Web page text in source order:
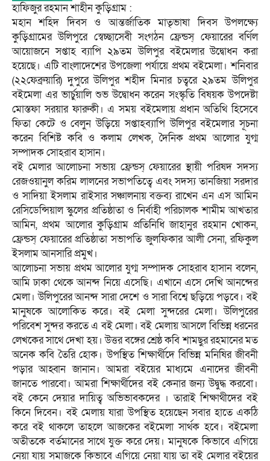
হাফিজুর রহমান শাহীন কুড়িগ্রাম :
মহান শহিদ দিবস ও আন্তর্জাতিক মাতৃভাষা দিবস উপলক্ষ্যে
কুড়িগ্রামের উলিপুরে স্বেচ্ছাসেবী সংগঠন ফ্রেন্ডস্ ফেয়ারের বর্ণিল
আয়োজনে সপ্তাহ ব্যাপি ২৯তম উলিপুর বইমেলার উদ্বোধন করা
হয়েছে। এটি বাংলাদেশের উপজেলা পর্যায়ে প্রথম বইমেলা। শনিবার
(২২ফেব্রুয়ারি) দুপুরে উলিপুর শহীদ মিনার চত্বরে ২৯তম উলিপুর
বইমেলা এর ভার্চুয়ালি শুভ উদ্বোধন করেন সংস্কৃতি বিষয়ক উপদেষ্টা
মোস্তফা সরয়ার ফারুকী। এ সময় বইমেলায় প্রধান অতিথি হিসেবে
ফিতা কেটে ও বেলুন উড়িয়ে সপ্তাহব্যাপি উলিপুর বইমেলার সূচনা
করেন বিশিষ্ট কবি ও কলাম লেখক, দৈনিক প্রথম আলোর যুগ্ম
সম্পাদক সোহরাব হাসান।
বই মেলার আলোচনা সভায় ফ্রেন্ডস্ ফেয়ারের স্থায়ী পরিষদ সদস্য
রেজওয়ানুল করিম লালনের সভাপতিত্বে এবং সদস্য তানজিয়া সরদার
ও সাদিয়া ইসলাম রাইসার সঞ্চালনায় বক্তব্য রাখেন এন এস আমিন
রেসিডেন্সিয়াল স্কুলের প্রতিষ্ঠাতা ও নির্বাহী পরিচালক শামীম আখতার
আমিন, প্রথম আলোর কুড়িগ্রাম প্রতিনিধি জাহানুর রহমান খোকন,
ফ্রেন্ডস্ ফেয়ারের প্রতিষ্ঠাতা সভাপতি জুলফিকার আলী সেনা, রফিকুল
ইসলাম আনসারি প্রমুখ।
আলোচনা সভায় প্রথম আলোর যুগ্ম সম্পাদক সোহরাব হাসান বলেন,
আমি ঢাকা থেকে আনন্দ নিয়ে এসেছি। এখানে এসে দেখি আনন্দের
মেলা। উলিপুরের আনন্দ সারা দেশে ও সারা বিশ্বে ছড়িয়ে পড়বে। বই
মানুষকে আলোকিত করে। বই মেলা সুন্দরের মেলা। উলিপুরের
পরিবেশ সুন্দর করতে এ বই মেলা। বই মেলায় আসলে বিভিন্ন ধরনের
লেখকের সাথে দেখা হয়। উত্তর বঙ্গের শ্রেষ্ঠ কবি শামছুর রহমানের মত
অনেক কবি তৈরি হোক। উপস্থিত শিক্ষার্থীদে বিভিন্ন মনিষির জীবনী
পড়ার আহ্বান জানান। আমরা বইয়ের মাধ্যমে এনাদের জীবনী
জানতে পারবো। আমরা শিক্ষার্থীদের বই কেনার জন্য উদ্বুদ্ধ করবো।
বই কেনে দেয়ার দায়িত্ব অভিভাবকদের । তারাই শিক্ষাথীদের বই
কিনে দিবেন। বই মেলায় যারা উপস্থিত হয়েছেন সবার হাতে একঠি
করে বই থাকলে তাহলে আজকের বইমেলা সার্থক হবে। বইমেলা
অতীতকে বর্তমানের সাথে যুক্ত করে দেয়। মানুষকে কিভাবে এগিয়ে
নেয়া যায় সমাজকে কিভাবে এগিয়ে নেয়া যায় তা বই মেলার বইয়ের